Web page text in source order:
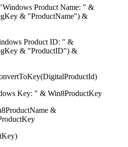
Product Name: " &
& "ProductName") &
Product ID: " &
& "ProductID") &
Key: " & Win8ProductKey
&